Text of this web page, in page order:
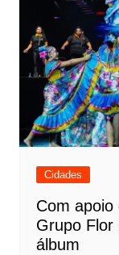
Cidades
Com apoio
Grupo Flor
álbum